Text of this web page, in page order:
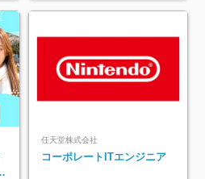
任天堂株式会社
コーポレートITエンジニア